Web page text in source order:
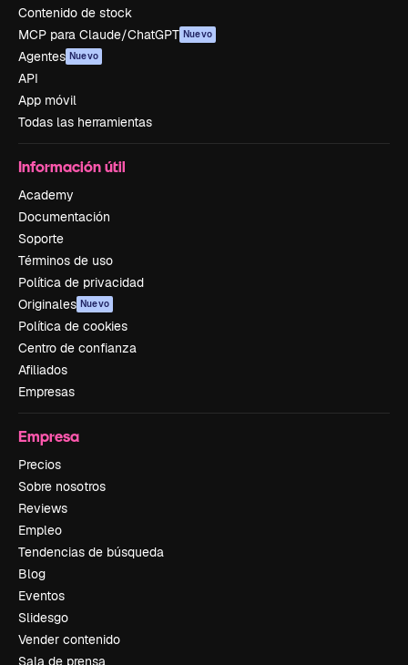
Contenido de stock
MCP para Claude/ChatGPT Nuevo
Agentes Nuevo
API
App móvil
Todas las herramientas
Información útil
Academy
Documentación
Soporte
Términos de uso
Política de privacidad
Originales Nuevo
Política de cookies
Centro de confianza
Afiliados
Empresas
Empresa
Precios
Sobre nosotros
Reviews
Empleo
Tendencias de búsqueda
Blog
Eventos
Slidesgo
Vender contenido
Sala de prensa